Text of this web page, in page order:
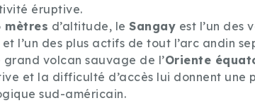
éruptive.
mètres d’altitude, leSangay est l’un des
et l’un des plus actifs de tout l’arc andin
grand volcan sauvage de l’Oriente
et la difficulté d’accès lui donnent une
sud-américain.